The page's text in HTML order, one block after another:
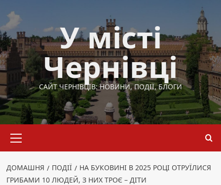
до
вмісту
У місті
Чернівці
САЙТ ЧЕРНІВЦІВ: НОВИНИ, ПОДІЇ, БЛОГИ
меню
ДОМАШНЯ ПОДІЇ
НА БУКОВИНІ В 2025 РОЦІ ОТРУЇЛИСЯ
ГРИБАМИ 10 ЛЮДЕЙ, З НИХ ТРОЄ – ДІТИ